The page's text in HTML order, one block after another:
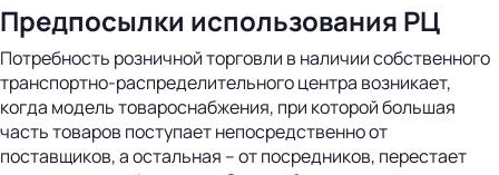
Предпосылки использования РЦ
Потребность розничной торговли в наличии собственного
транспортно-распределительного центра возникает,
когда модель товароснабжения, при которой большая
часть товаров поступает непосредственно от
поставщиков, а остальная – от посредников, перестает